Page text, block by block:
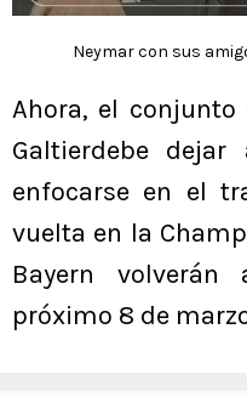
Neymar con sus
Ahora, el
Galtierdebe
enfocarse en el
vuelta en la
Bayern
próximo 8 de